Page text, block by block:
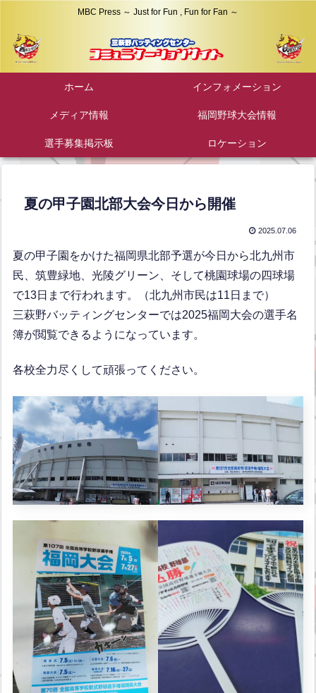
MBC Press ～ Just for Fun , Fun for Fan ～
ホーム インフォメーション
メディア情報 福岡野球大会情報
選手募集掲示板 ロケーション
夏の甲子園北部大会今日から開催
2025.07.06
夏の甲子園をかけた福岡県北部予選が今日から北九州市
民、筑豊緑地、光陵グリーン、そして桃園球場の四球場
で13日まで行われます。（北九州市民は11日まで）
三萩野バッティングセンターでは2025福岡大会の選手名
簿が閲覧できるようになっています。
各校全力尽くして頑張ってください。